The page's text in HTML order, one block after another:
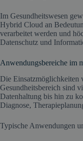
Im Gesundheitswesen
Hybrid Cloud an
verarbeitet werden und
Datenschutz und
Anwendungsbereiche im
Die
Gesundheitsbereich sind
Datenhaltung bis hin zu
Diagnose,
Typische Anwendungen